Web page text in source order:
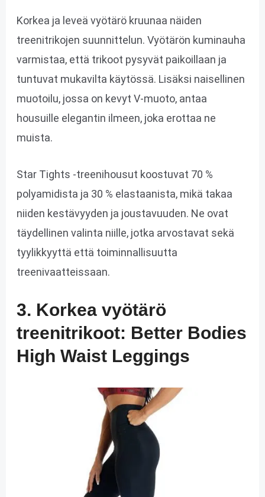
Korkea ja leveä vyötärö kruunaa näiden
treenitrikojen suunnittelun. Vyötärön kuminauha
varmistaa, että trikoot pysyvät paikoillaan ja
tuntuvat mukavilta käytössä. Lisäksi naisellinen
muotoilu, jossa on kevyt V-muoto, antaa
housuille elegantin ilmeen, joka erottaa ne
muista.
Star Tights -treenihousut koostuvat 70 %
polyamidista ja 30 % elastaanista, mikä takaa
niiden kestävyyden ja joustavuuden. Ne ovat
täydellinen valinta niille, jotka arvostavat sekä
tyylikkyyttä että toiminnallisuutta
treenivaatteissaan.
3. Korkea vyötärö
treenitrikoot: Better Bodies
High Waist Leggings